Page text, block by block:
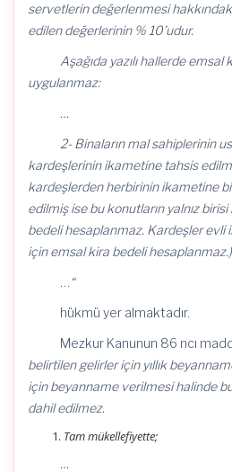
servetlerin değerlenmesi
edilen değerlerinin % 10’udur.
Aşağıda yazılı hallerde emsal
uygulanmaz:
…
2- Binaların mal sahiplerinin
kardeşlerinin ikametine tahsis
kardeşlerden herbirinin ikametine
edilmiş ise bu konutların yalnız
bedeli hesaplanmaz. Kardeşler evli
için emsal kira bedeli
…“
hükmü yer almaktadır.
Mezkur Kanunun 86 ncı
belirtilen gelirler için yıllık
için beyanname verilmesi halinde
dahil edilmez.
Tam mükellefiyette;
…